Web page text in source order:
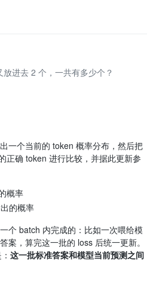
进去 2 个，一共有多少个？
一个当前的 token 概率分布，然后把
正确 token 进行比较，并据此更新参
概率
的概率
个 batch 内完成的：比如一次喂给模
案，算完这一批的 loss 后统一更新。
这一批标准答案和模型当前预测之间